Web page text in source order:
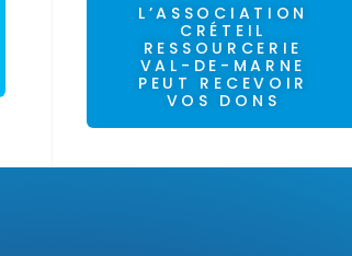
L’ASSOCIATION
CRÉTEIL
RESSOURCERIE
VAL-DE-MARNE
PEUT RECEVOIR
VOS DONS